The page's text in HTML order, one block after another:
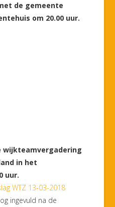
de gemeente
om 20.00 uur.
wijkteamvergadering
in het
uur.
WTZ 13-03-2018
ingevuld na de